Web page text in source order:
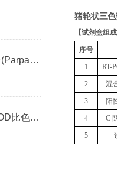
红细胞渗透脆性检测试剂盒(Parpart比色法)操作步骤
葡萄糖检测试剂盒(GOD-POD比色法)説明书
猪轮状三
【试剂盒组成
序号
1 RT-
2 混
3 阳
4 C
5